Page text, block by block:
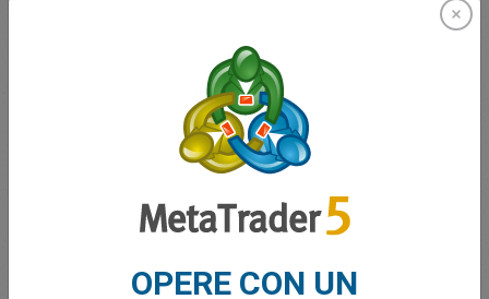
Cree una cuenta de trading
OPERE CON UN